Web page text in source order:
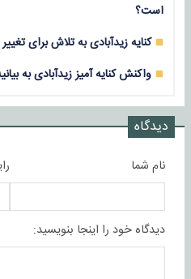
است؟
کنایه زیدآبادی به تلاش برای
واکنش کنایه آمیز زیدآبادی به
دیدگاه
نام شما
دیدگاه خود را اینجا بنویسید: